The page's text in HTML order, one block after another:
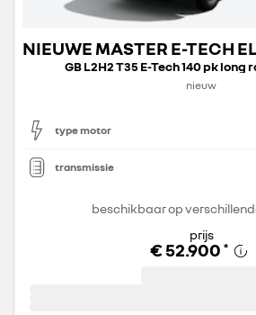
GB L2H2 T35 E-Tech 140 pk
nieuw
type motor
transmissie
beschikbaar op
prijs
€ 52.900 *